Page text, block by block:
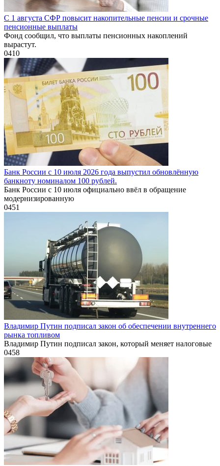
С 1 августа СФР повысит накопительные пенсии и срочные
пенсионные выплаты
Фонд сообщил, что выплаты пенсионных накоплений
вырастут.
0410
Банк России с 10 июля 2026 года выпустил обновлённую
банкноту номиналом 100 рублей.
Банк России с 10 июля официально ввёл в обращение
модернизированную
0451
Владимир Путин подписал закон об обеспечении внутреннего
рынка топливом
Владимир Путин подписал закон, который меняет налоговые
0458